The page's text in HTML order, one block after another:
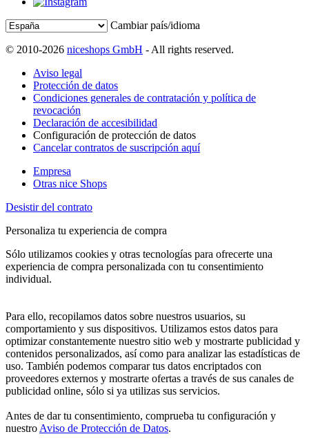
Cambiar país/idioma
© 2010-2026 niceshops GmbH - All rights reserved.
Aviso legal
Protección de datos
Condiciones generales de contratación y política de
revocación
Declaración de accesibilidad
Configuración de protección de datos
Cancelar contratos de suscripción aquí
Empresa
Otras nice Shops
Desistir del contrato
Personaliza tu experiencia de compra
Sólo utilizamos cookies y otras tecnologías para ofrecerte una
experiencia de compra personalizada con tu consentimiento
individual.
Para ello, recopilamos datos sobre nuestros usuarios, su
comportamiento y sus dispositivos. Utilizamos estos datos para
optimizar constantemente nuestro sitio web y mostrarte publicidad y
contenidos personalizados, así como para analizar las estadísticas de
uso. También podemos comparar tus datos encriptados con
proveedores externos y mostrarte ofertas a través de sus canales de
publicidad online, sólo si ya utilizas sus servicios.
Antes de dar tu consentimiento, comprueba tu configuración y
nuestro Aviso de Protección de Datos.